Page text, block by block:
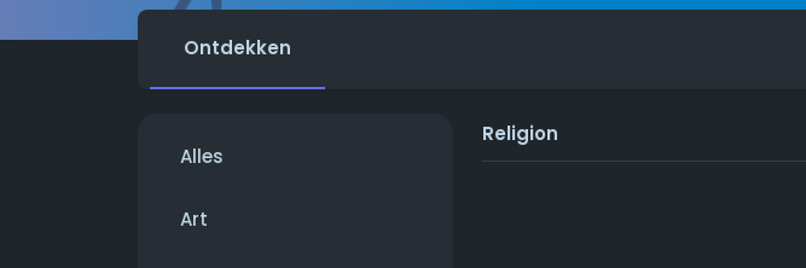
Ontdekken
Alles
Art
Religion